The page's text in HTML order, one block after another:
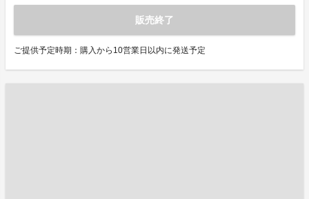
販売終了
ご提供予定時期：購入から10営業日以内に発送予定